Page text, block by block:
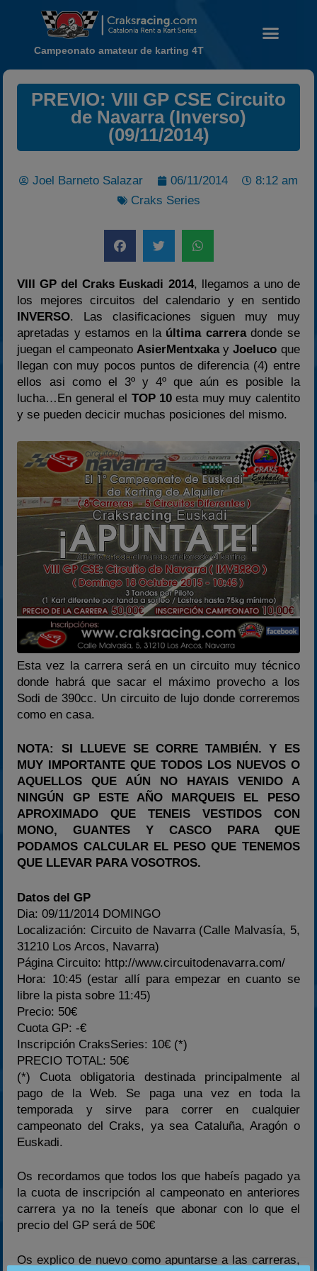
Noticias
Calendario
Temporada 2026
Carreras finalizadas
Campeonato
2022
2023
2024
2025
Estadísticas
Preguntas Frecuentes
Campeonato amateur de karting 4T
PREVIO: VIII GP CSE Circuito
de Navarra (Inverso)
(09/11/2014)
Joel Barneto Salazar 06/11/2014
8:12 am
Craks Series
VIII GP del Craks Euskadi 2014, llegamos a uno de
los mejores circuitos del calendario y en sentido
INVERSO. Las clasificaciones siguen muy muy
apretadas y estamos en la última carreradonde se
juegan el campeonato AsierMentxakayJoeluco que
llegan con muy pocos puntos de diferencia (4) entre
ellos asi como el 3º y 4º que aún es posible la
lucha…En general el TOP 10 esta muy muy calentito
y se pueden decicir muchas posiciones del mismo.
Esta vez la carrera será en un circuito muy técnico
donde habrá que sacar el máximo provecho a los
Sodi de 390cc. Un circuito de lujo donde correremos
como en casa.
NOTA: SI LLUEVE SE CORRE TAMBIÉN. Y ES
MUY IMPORTANTE QUE TODOS LOS NUEVOS O
AQUELLOS QUE AÚN NO HAYAIS VENIDO A
NINGÚN GP ESTE AÑO MARQUEIS EL PESO
APROXIMADO QUE TENEIS VESTIDOS CON
MONO, GUANTES Y CASCO PARA QUE
PODAMOS CALCULAR EL PESO QUE TENEMOS
QUE LLEVAR PARA VOSOTROS.
Datos del GP
Dia: 09/11/2014 DOMINGO
Localización: Circuito de Navarra (Calle Malvasía, 5,
31210 Los Arcos, Navarra)
Página Circuito: http://www.circuitodenavarra.com/
Hora: 10:45 (estar allí para empezar en cuanto se
libre la pista sobre 11:45)
Precio: 50€
Cuota GP: -€
Inscripción CraksSeries: 10€ (*)
PRECIO TOTAL: 50€
(*) Cuota obligatoria destinada principalmente al
pago de la Web. Se paga una vez en toda la
temporada y sirve para correr en cualquier
campeonato del Craks, ya sea Cataluña, Aragón o
Euskadi.
Os recordamos que todos los que habeís pagado ya
la cuota de inscripción al campeonato en anteriores
carrera ya no la teneís que abonar con lo que el
precio del GP será de 50€
Os explico de nuevo como apuntarse a las carreras,